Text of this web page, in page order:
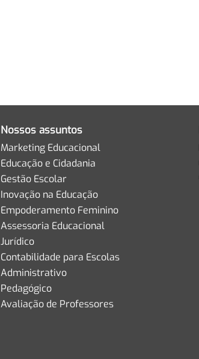
Nossos assuntos
Marketing Educacional
Educação e Cidadania
Gestão Escolar
Inovação na Educação
Empoderamento Feminino
Assessoria Educacional
Jurídico
Contabilidade para Escolas
Administrativo
Pedagógico
Avaliação de Professores